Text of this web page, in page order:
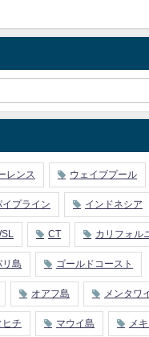
レンス ウェイブプール
イプライン インドネシア
CT カリフォル
リ島 ゴールドコースト
オアフ島 メンタワ
ヒチ マウイ島 メ